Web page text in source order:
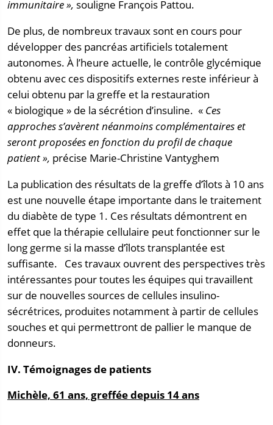
immunitaire », souligne François Pattou.
De plus, de nombreux travaux sont en cours pour
développer des pancréas artificiels totalement
autonomes. À l’heure actuelle, le contrôle glycémique
obtenu avec ces dispositifs externes reste inférieur à
celui obtenu par la greffe et la restauration
« biologique » de la sécrétion d’insuline. « Ces
approches s’avèrent néanmoins complémentaires et
seront proposées en fonction du profil de chaque
patient », précise Marie-Christine Vantyghem
La publication des résultats de la greffe d’îlots à 10 ans
est une nouvelle étape importante dans le traitement
du diabète de type 1. Ces résultats démontrent en
effet que la thérapie cellulaire peut fonctionner sur le
long germe si la masse d’îlots transplantée est
suffisante. Ces travaux ouvrent des perspectives très
intéressantes pour toutes les équipes qui travaillent
sur de nouvelles sources de cellules insulino-
sécrétrices, produites notamment à partir de cellules
souches et qui permettront de pallier le manque de
donneurs.
IV. Témoignages de patients
Michèle, 61 ans, greffée depuis 14 ans